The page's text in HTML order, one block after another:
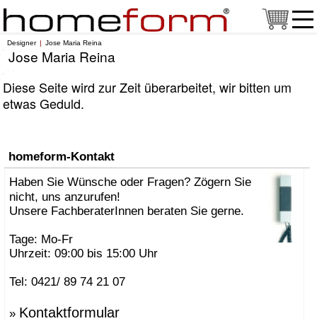
Designer Jose Maria Reina
Jose Maria Reina
Diese Seite wird zur Zeit überarbeitet, wir bitten um
etwas Geduld.
homeform-Kontakt
Haben Sie Wünsche oder Fragen? Zögern Sie
nicht, uns anzurufen!
Unsere FachberaterInnen beraten Sie gerne.
Tage: Mo-Fr
Uhrzeit: 09:00 bis 15:00 Uhr
Tel: 0421/ 89 74 21 07
» Kontaktformular